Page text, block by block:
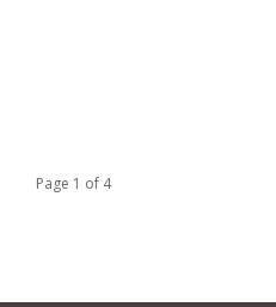
Page 1 of 4